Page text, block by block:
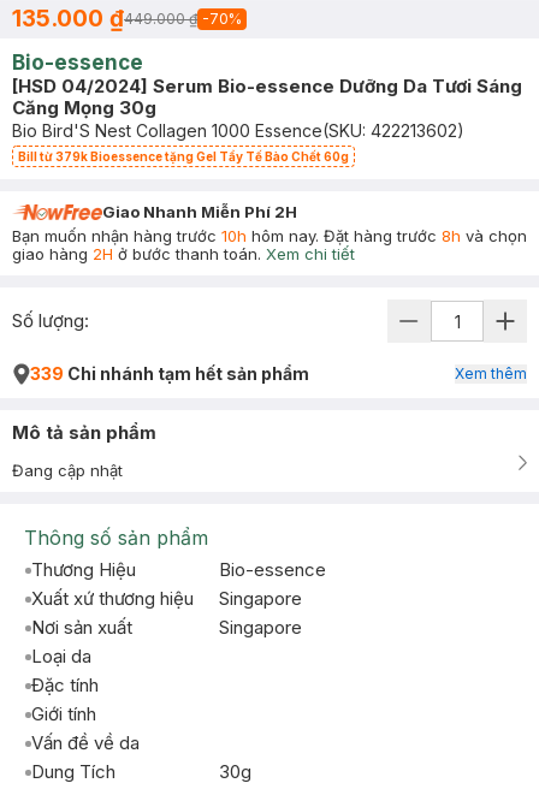
135.000 ₫449.000 ₫ -70%
Bio-essence
[HSD 04/2024] Serum Bio-essence Dưỡng Da Tươi Sáng
Căng Mọng 30g
Bio Bird'S Nest Collagen 1000 Essence(SKU: 422213602)
Bill từ 379k Bioessence tặng Gel Tẩy Tế Bào Chết 60g
Giao Nhanh Miễn Phí 2H
Bạn muốn nhận hàng trước 10h hôm nay. Đặt hàng trước 8h và chọn
giao hàng 2H ở bước thanh toán. Xem chi tiết
Số lượng:
339 Chi nhánh tạm hết sản phẩm Xem thêm
Mô tả sản phẩm
Đang cập nhật
Thông số sản phẩm
Thương Hiệu
Bio-essence
Xuất xứ thương hiệu
Singapore
Nơi sản xuất
Singapore
Loại da
Đặc tính
Giới tính
Vấn đề về da
Dung Tích
30g